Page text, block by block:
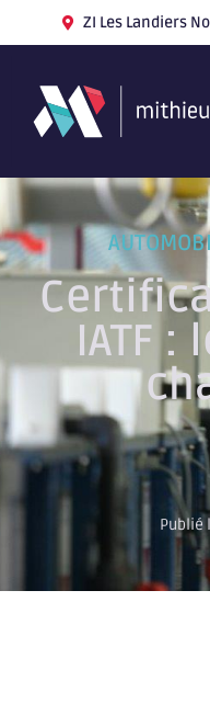
ZI Les Landiers
IATF :
Publié